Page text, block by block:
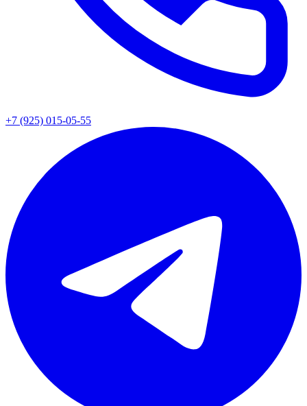
+7 (925) 015-05-55